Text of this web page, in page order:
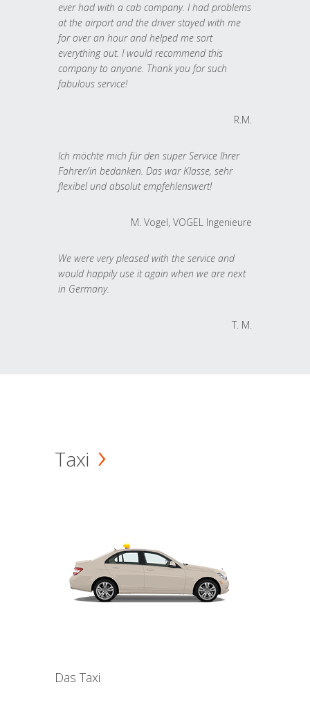
ever had with a cab company. I had problems
at the airport and the driver stayed with me
for over an hour and helped me sort
everything out. I would recommend this
company to anyone. Thank you for such
fabulous service!
R.M.
Ich möchte mich für den super Service Ihrer
Fahrer/in bedanken. Das war Klasse, sehr
flexibel und absolut empfehlenswert!
M. Vogel, VOGEL Ingenieure
We were very pleased with the service and
would happily use it again when we are next
in Germany.
T. M.
Taxi
Das Taxi